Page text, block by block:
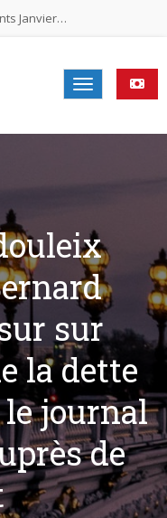
Janvier…
Novembre…
Juin…
MUNICIPALES 2026
sur
la dette
journal
de